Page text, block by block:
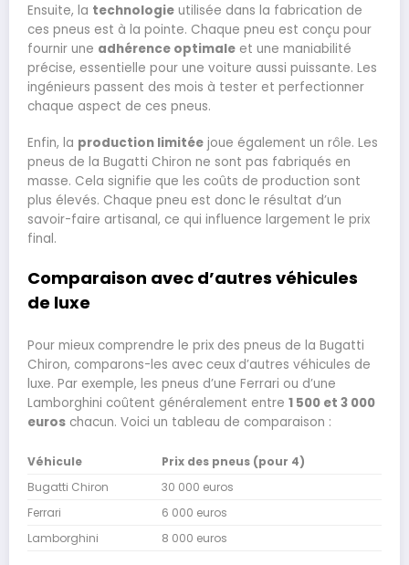
Ensuite, la technologie utilisée dans la fabrication de
ces pneus est à la pointe. Chaque pneu est conçu pour
fournir une adhérence optimale et une maniabilité
précise, essentielle pour une voiture aussi puissante. Les
ingénieurs passent des mois à tester et perfectionner
chaque aspect de ces pneus.
Enfin, la production limitée joue également un rôle. Les
pneus de la Bugatti Chiron ne sont pas fabriqués en
masse. Cela signifie que les coûts de production sont
plus élevés. Chaque pneu est donc le résultat d’un
savoir-faire artisanal, ce qui influence largement le prix
final.
Comparaison avec d’autres véhicules
de luxe
Pour mieux comprendre le prix des pneus de la Bugatti
Chiron, comparons-les avec ceux d’autres véhicules de
luxe. Par exemple, les pneus d’une Ferrari ou d’une
Lamborghini coûtent généralement entre 1 500 et 3 000
euros chacun. Voici un tableau de comparaison :
Véhicule
Prix des pneus (pour 4)
Bugatti Chiron
30 000 euros
Ferrari
6 000 euros
Lamborghini
8 000 euros